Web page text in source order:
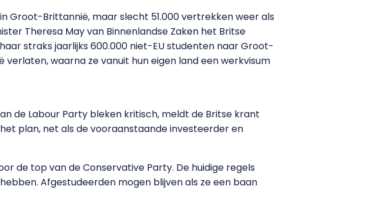
Groot-Brittannië, maar slecht 51.000 vertrekken weer als
Theresa May van Binnenlandse Zaken het Britse
straks jaarlijks 600.000 niet-EU studenten naar Groot-
waarna ze vanuit hun eigen land een werkvisum
de Labour Party bleken kritisch, meldt de Britse krant
plan, net als de vooraanstaande investeerder en
de top van de Conservative Party. De huidige regels
Afgestudeerden mogen blijven als ze een baan